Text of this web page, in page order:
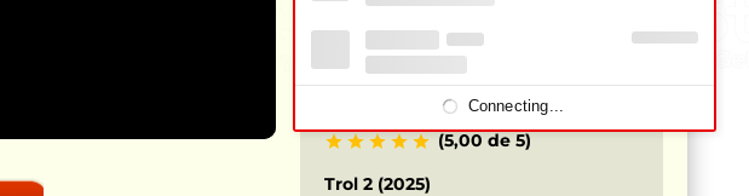
Seiya (2023)
(5,00 de 5)
Terrifier 3 – Payaso siniestro (2024)
(5,00 de 5)
Trol 2 (2025)
Connecting...